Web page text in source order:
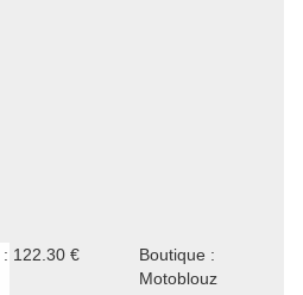
: 122.30 €
Boutique :
Motoblouz